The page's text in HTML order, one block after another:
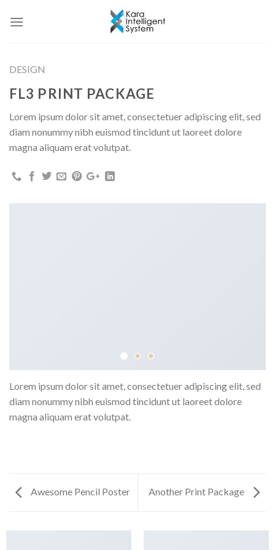
DESIGN
FL3 PRINT PACKAGE
Lorem ipsum dolor sit amet, consectetuer adipiscing elit, sed
diam nonummy nibh euismod tincidunt ut laoreet dolore
magna aliquam erat volutpat.
Lorem ipsum dolor sit amet, consectetuer adipiscing elit, sed
diam nonummy nibh euismod tincidunt ut laoreet dolore
magna aliquam erat volutpat.
Awesome Pencil Poster Another Print Package